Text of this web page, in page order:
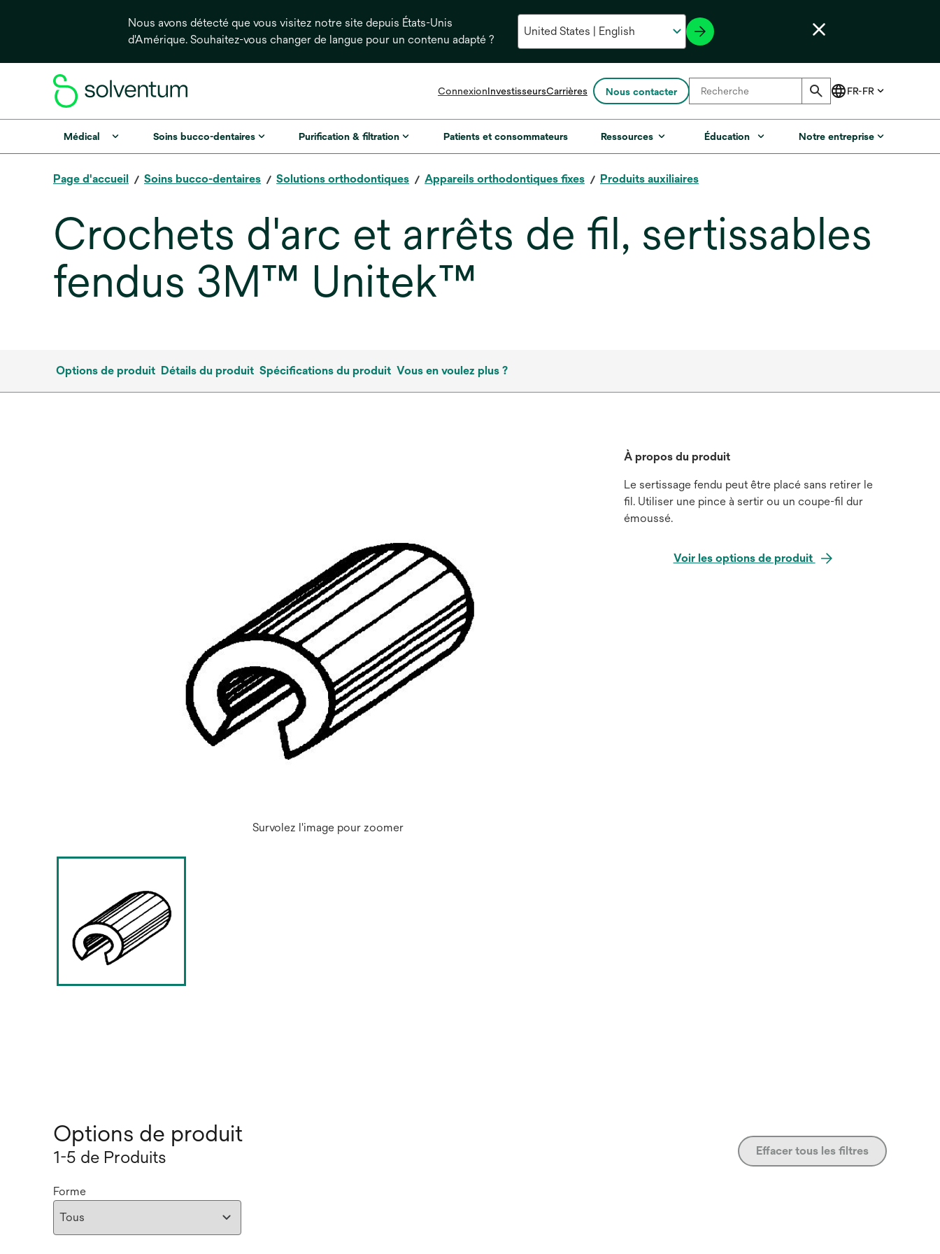
Nous avons détecté que vous visitez notre site depuis États-Unis
d'Amérique. Souhaitez-vous changer de langue pour un contenu adapté ?
ConnexionInvestisseurss’ouvre
un
nouvel
Carrières Nous contacter
Médical Soins bucco-dentaires Purification & filtration Patients et consommateurs Ressources Éducation Notre entreprise
Page d'accueil Soins bucco-dentaires Solutions orthodontiques Appareils orthodontiques fixes Produits auxiliaires
Crochets d'arc et arrêts de fil, sertissables
fendus 3M™ Unitek™
Options de produit Détails du produit Spécifications du produit Vous en voulez plus ?
Survolez l'image pour zoomer
À propos du produit
Le sertissage fendu peut être placé sans retirer le
fil. Utiliser une pince à sertir ou un coupe-fil dur
émoussé.
Voir les options de produit
Options de produit
1-5 de Produits Effacer tous les filtres
Forme